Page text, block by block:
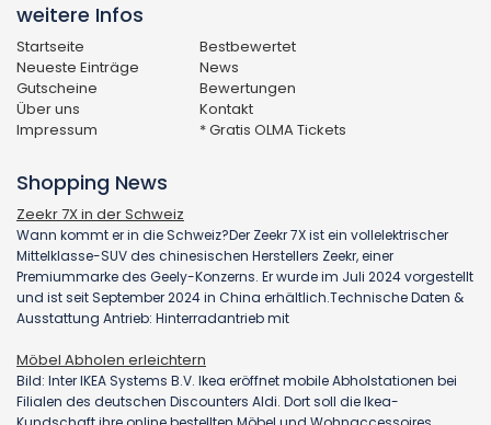
weitere Infos
Startseite
Bestbewertet
Neueste Einträge
News
Gutscheine
Bewertungen
Über uns
Kontakt
Impressum
* Gratis OLMA Tickets
Shopping News
Zeekr 7X in der Schweiz
Wann kommt er in die Schweiz?Der Zeekr 7X ist ein vollelektrischer
Mittelklasse-SUV des chinesischen Herstellers Zeekr, einer
Premiummarke des Geely-Konzerns. Er wurde im Juli 2024 vorgestellt
und ist seit September 2024 in China erhältlich.Technische Daten &
Ausstattung Antrieb: Hinterradantrieb mit
Möbel Abholen erleichtern
Bild: Inter IKEA Systems B.V. Ikea eröffnet mobile Abholstationen bei
Filialen des deutschen Discounters Aldi. Dort soll die Ikea-